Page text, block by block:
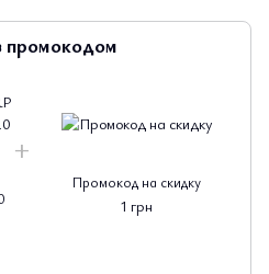
промокодом
Промокод на скидку
1 грн